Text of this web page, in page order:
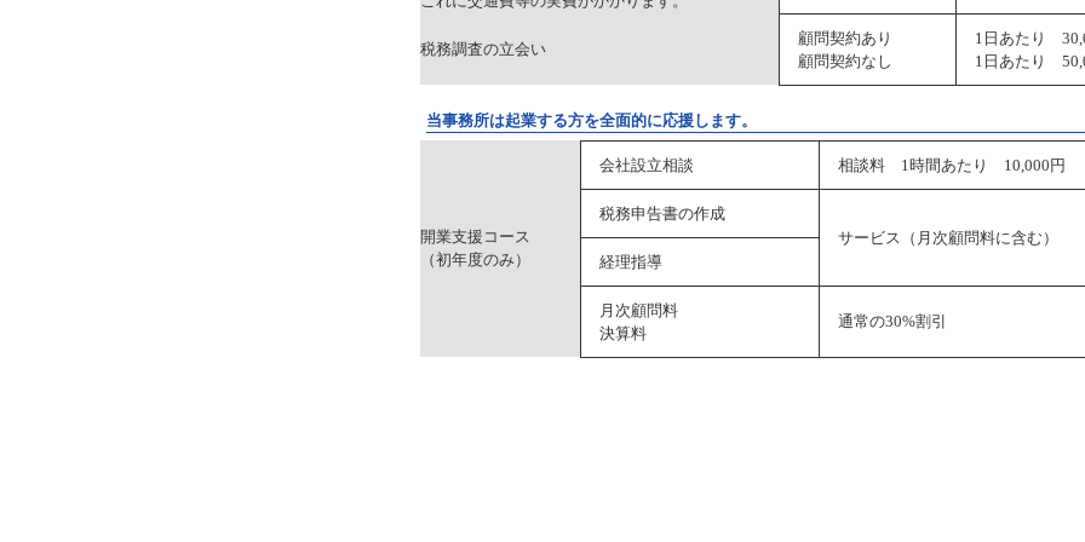
税務調査の立会い
顧問契約あり
顧問契約なし
1日あたり
1日あたり
当事務所は起業する方を全面的に応援します。
開業支援コース
（初年度のみ）
会社設立相談 相談料 1時間あたり 10,000円
税務申告書の作成
サービス（月次顧問料に含む）
経理指導
月次顧問料
決算料
通常の30%割引